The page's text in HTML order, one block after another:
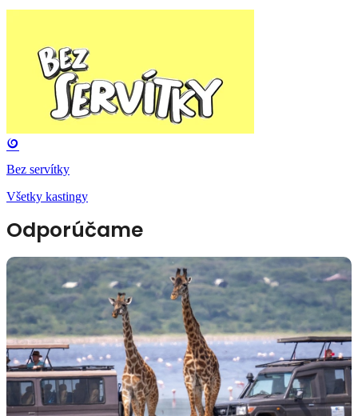
Bez servítky
Všetky kastingy
Odporúčame